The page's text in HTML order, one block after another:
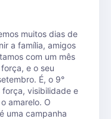
muitos dias de
a família, amigos
com um mês
e o seu
É, o 9°
força, visibilidade e
amarelo. O
uma campanha